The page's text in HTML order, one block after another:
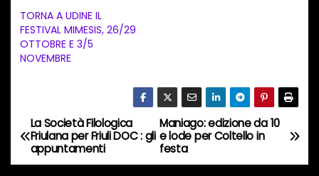
t
o
i
o
r
s
TORNA A UDINE IL
FESTIVAL MIMESIS, 26/29
OTTOBRE E 3/5
NOVEMBRE
N
a
Maniago: edizione da 10
e lode per Coltello in
festa
La Società Filologica
Friulana per Friuli DOC : gli
appuntamenti